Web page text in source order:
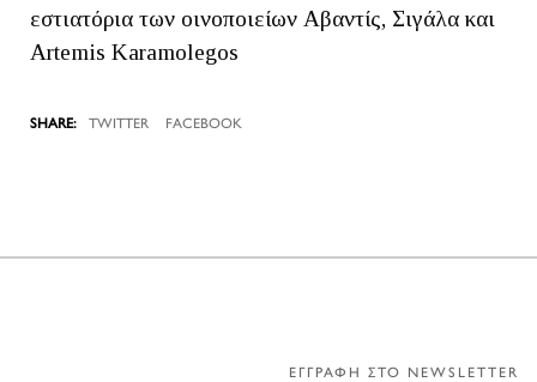
εστιατόρια των οινοποιείων Αβαντίς, Σιγάλα και
Artemis Karamolegos
TWITTER FACEBOOK
ΕΓΓΡΑΦΗ ΣΤΟ NEWSLETTER